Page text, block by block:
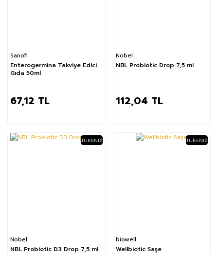
Sanofi
Enterogermina Takviye Edici
Gıda 50ml
67,12 TL
Nobel
NBL Probiotic Drop 7,5 ml
112,04 TL
TÜKENDI
Nobel
NBL Probiotic D3 Drop 7,5 ml
TÜKENDI
biowell
Wellbiotic Saşe